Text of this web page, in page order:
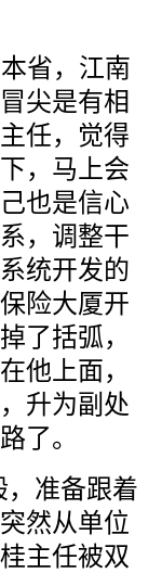
省，江南
尖是有相
任，觉得
，马上会
也是信心
，调整干
统开发的
险大厦开
了括弧，
他上面，
升为副处
了。
，准备跟着
然从单位
主任被双